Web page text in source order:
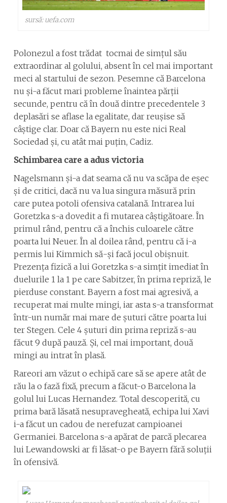
sursă: uefa.com
Polonezul a fost trădat tocmai de simțul său
extraordinar al golului, absent în cel mai important
meci al startului de sezon. Pesemne că Barcelona
nu și-a făcut mari probleme înaintea părții
secunde, pentru că în două dintre precedentele 3
deplasări se aflase la egalitate, dar reușise să
câștige clar. Doar că Bayern nu este nici Real
Sociedad și, cu atât mai puțin, Cadiz.
Schimbarea care a adus victoria
Nagelsmann și-a dat seama că nu va scăpa de eșec
și de critici, dacă nu va lua singura măsură prin
care putea potoli ofensiva catalană. Intrarea lui
Goretzka s-a dovedit a fi mutarea câștigătoare. În
primul rând, pentru că a închis culoarele către
poarta lui Neuer. În al doilea rând, pentru că i-a
permis lui Kimmich să-și facă jocul obișnuit.
Prezența fizică a lui Goretzka s-a simțit imediat în
duelurile 1 la 1 pe care Sabitzer, în prima repriză, le
pierduse constant. Bayern a fost mai agresivă, a
recuperat mai multe mingi, iar asta s-a transformat
într-un număr mai mare de șuturi către poarta lui
ter Stegen. Cele 4 șuturi din prima repriză s-au
făcut 9 după pauză. Și, cel mai important, două
mingi au intrat în plasă.
Rareori am văzut o echipă care să se apere atât de
rău la o fază fixă, precum a făcut-o Barcelona la
golul lui Lucas Hernandez. Total descoperită, cu
prima bară lăsată nesupravegheată, echipa lui Xavi
i-a făcut un cadou de nerefuzat campioanei
Germaniei. Barcelona s-a apărat de parcă plecarea
lui Lewandowski ar fi lăsat-o pe Bayern fără soluții
în ofensivă.